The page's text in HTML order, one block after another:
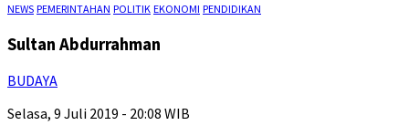
NEWS PEMERINTAHAN POLITIK EKONOMI PENDIDIKAN
Sultan Abdurrahman
BUDAYA
Selasa, 9 Juli 2019 - 20:08 WIB